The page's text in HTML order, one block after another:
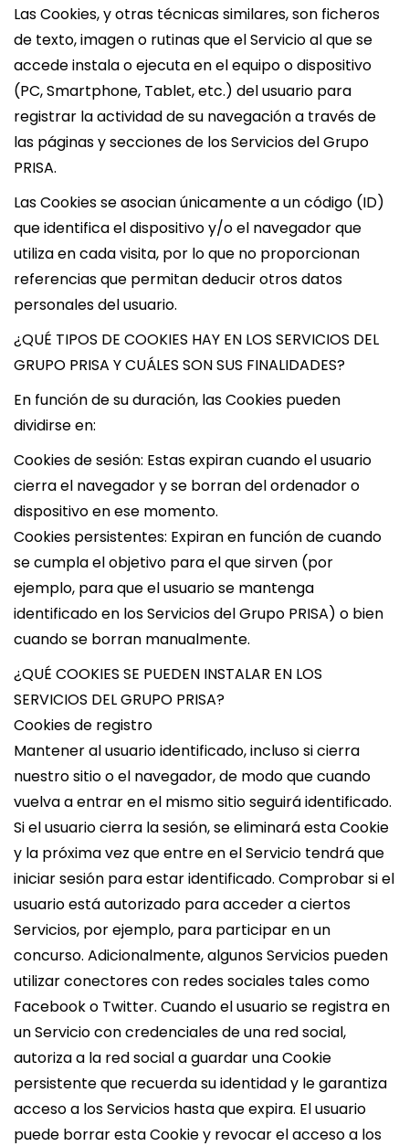
a
Las Cookies, y otras técnicas similares, son ficheros
de texto, imagen o rutinas que el Servicio al que se
accede instala o ejecuta en el equipo o dispositivo
(PC, Smartphone, Tablet, etc.) del usuario para
registrar la actividad de su navegación a través de
las páginas y secciones de los Servicios del Grupo
PRISA.
Las Cookies se asocian únicamente a un código (ID)
que identifica el dispositivo y/o el navegador que
utiliza en cada visita, por lo que no proporcionan
referencias que permitan deducir otros datos
personales del usuario.
¿QUÉ TIPOS DE COOKIES HAY EN LOS SERVICIOS DEL
GRUPO PRISA Y CUÁLES SON SUS FINALIDADES?
En función de su duración, las Cookies pueden
dividirse en:
Cookies de sesión: Estas expiran cuando el usuario
cierra el navegador y se borran del ordenador o
dispositivo en ese momento.
Cookies persistentes: Expiran en función de cuando
se cumpla el objetivo para el que sirven (por
ejemplo, para que el usuario se mantenga
identificado en los Servicios del Grupo PRISA) o bien
cuando se borran manualmente.
¿QUÉ COOKIES SE PUEDEN INSTALAR EN LOS
SERVICIOS DEL GRUPO PRISA?
Cookies de registro
Mantener al usuario identificado, incluso si cierra
nuestro sitio o el navegador, de modo que cuando
vuelva a entrar en el mismo sitio seguirá identificado.
Si el usuario cierra la sesión, se eliminará esta Cookie
y la próxima vez que entre en el Servicio tendrá que
iniciar sesión para estar identificado. Comprobar si el
usuario está autorizado para acceder a ciertos
Servicios, por ejemplo, para participar en un
concurso. Adicionalmente, algunos Servicios pueden
utilizar conectores con redes sociales tales como
Facebook o Twitter. Cuando el usuario se registra en
un Servicio con credenciales de una red social,
autoriza a la red social a guardar una Cookie
persistente que recuerda su identidad y le garantiza
acceso a los Servicios hasta que expira. El usuario
puede borrar esta Cookie y revocar el acceso a los